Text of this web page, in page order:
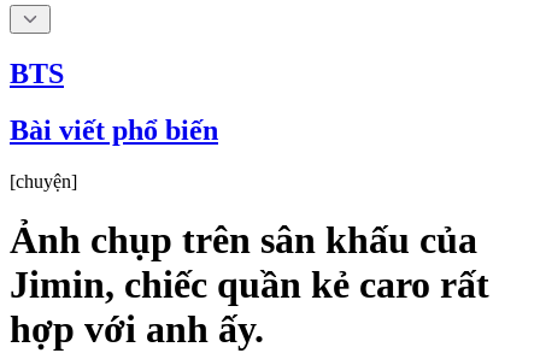
BTS
Bài viết phổ biến
[chuyện]
Ảnh chụp trên sân khấu của
Jimin, chiếc quần kẻ caro rất
hợp với anh ấy.